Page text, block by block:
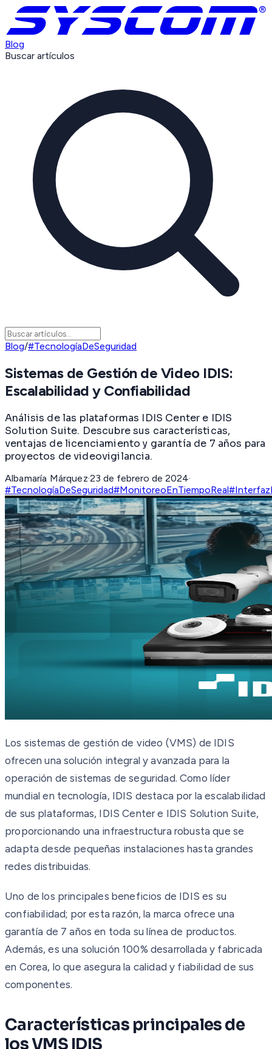
Blog
Buscar artículos
Blog/#TecnologíaDeSeguridad
Sistemas de Gestión de Video IDIS:
Escalabilidad y Confiabilidad
Análisis de las plataformas IDIS Center e IDIS
Solution Suite. Descubre sus características,
ventajas de licenciamiento y garantía de 7 años para
proyectos de videovigilancia.
Albamaría Márquez·23 de febrero de 2024·
#TecnologíaDeSeguridad#MonitoreoEnTiempoReal
Los sistemas de gestión de video (VMS) de IDIS
ofrecen una solución integral y avanzada para la
operación de sistemas de seguridad. Como líder
mundial en tecnología, IDIS destaca por la escalabilidad
de sus plataformas, IDIS Center e IDIS Solution Suite,
proporcionando una infraestructura robusta que se
adapta desde pequeñas instalaciones hasta grandes
redes distribuidas.
Uno de los principales beneficios de IDIS es su
confiabilidad; por esta razón, la marca ofrece una
garantía de 7 años en toda su línea de productos.
Además, es una solución 100% desarrollada y fabricada
en Corea, lo que asegura la calidad y fiabilidad de sus
componentes.
Características principales de
los VMS IDIS